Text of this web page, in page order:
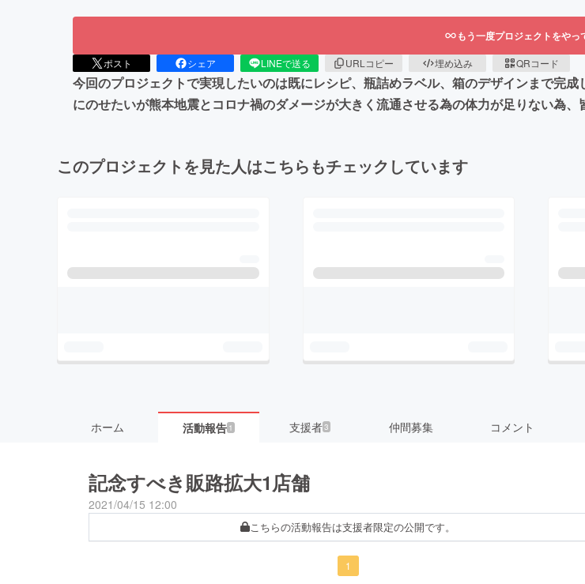
もう一度プロジェクトをやっ
ポスト シェア LINEで送る URLコピー 埋め込み QRコード
今回のプロジェクトで実現したいのは既にレシピ、瓶詰めラベル、箱のデザインまで完
にのせたいが熊本地震とコロナ禍のダメージが大きく流通させる為の体力が足りない為
このプロジェクトを見た人はこちらもチェックしています
ホーム 活動報告 1 支援者3 仲間募集 コメント
記念すべき販路拡大1店舗
2021/04/15 12:00
こちらの活動報告は支援者限定の公開です。
1